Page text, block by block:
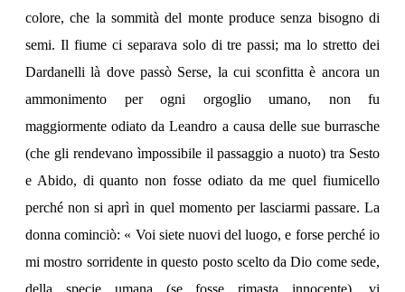
colore, che la sommità del monte produce senza bisogno di
semi. Il fiume ci separava solo di tre passi; ma lo stretto dei
Dardanelli là dove passò Serse, la cui sconfitta è ancora un
ammonimento per ogni orgoglio umano, non fu
maggiormente odiato da Leandro a causa delle sue burrasche
(che gli rendevano ìmpossibile il passaggio a nuoto) tra Sesto
e Abido, di quanto non fosse odiato da me quel fiumicello
perché non si aprì in quel momento per lasciarmi passare. La
donna cominciò: « Voi siete nuovi del luogo, e forse perché io
mi mostro sorridente in questo posto scelto da Dio come sede,
della specie umana (se fosse rimasta innocente), vi